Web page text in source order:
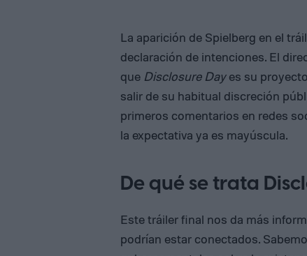
La aparición de Spielberg en el
declaración de intenciones. El
que Disclosure Dayes su
salir de su habitual discreción
primeros comentarios en redes
la expectativa ya es mayúscula.
De qué se trata
Este tráiler final nos da más
podrían estar conectados.